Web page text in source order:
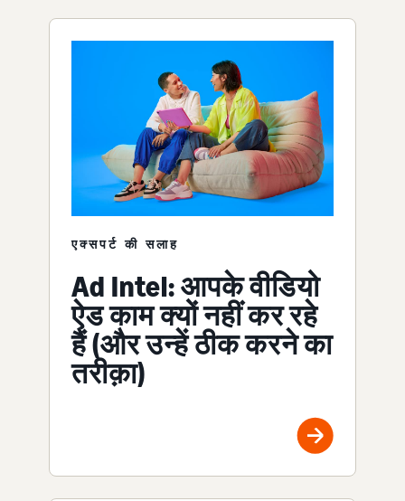
एक्सपर्ट की सलाह
Ad Intel: आपके वीडियो
ऐड काम क्यों नहीं कर रहे
हैं (और उन्हें ठीक करने का
तरीक़ा)